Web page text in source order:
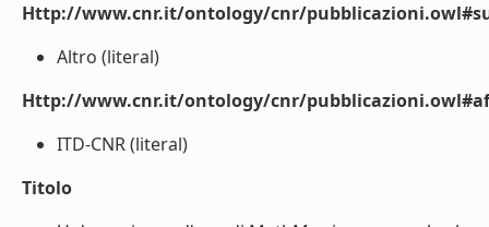
Http://www.cnr.it/ontology/cnr/
Altro (literal)
Http://www.cnr.it/ontology/cnr/
ITD-CNR (literal)
Titolo